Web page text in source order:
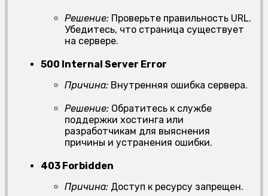
Решение: Проверьте правильность URL.
Убедитесь, что страница существует
на сервере.
500 Internal Server Error
Причина: Внутренняя ошибка сервера.
Решение: Обратитесь к службе
поддержки хостинга или
разработчикам для выяснения
причины и устранения ошибки.
403 Forbidden
Причина: Доступ к ресурсу запрещен.